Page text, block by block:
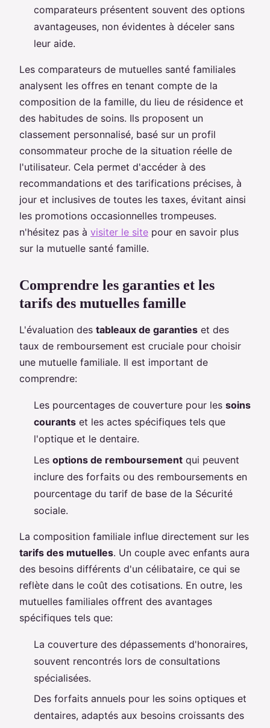
comparateurs présentent souvent des options
avantageuses, non évidentes à déceler sans
leur aide.
Les comparateurs de mutuelles santé familiales
analysent les offres en tenant compte de la
composition de la famille, du lieu de résidence et
des habitudes de soins. Ils proposent un
classement personnalisé, basé sur un profil
consommateur proche de la situation réelle de
l'utilisateur. Cela permet d'accéder à des
recommandations et des tarifications précises, à
jour et inclusives de toutes les taxes, évitant ainsi
les promotions occasionnelles trompeuses.
n'hésitez pas à visiter le site pour en savoir plus
sur la mutuelle santé famille.
Comprendre les garanties et les
tarifs des mutuelles famille
L'évaluation des tableaux de garanties et des
taux de remboursement est cruciale pour choisir
une mutuelle familiale. Il est important de
comprendre:
Les pourcentages de couverture pour les soins
courants et les actes spécifiques tels que
l'optique et le dentaire.
Les options de remboursement qui peuvent
inclure des forfaits ou des remboursements en
pourcentage du tarif de base de la Sécurité
sociale.
La composition familiale influe directement sur les
tarifs des mutuelles. Un couple avec enfants aura
des besoins différents d'un célibataire, ce qui se
reflète dans le coût des cotisations. En outre, les
mutuelles familiales offrent des avantages
spécifiques tels que:
La couverture des dépassements d'honoraires,
souvent rencontrés lors de consultations
spécialisées.
Des forfaits annuels pour les soins optiques et
dentaires, adaptés aux besoins croissants des